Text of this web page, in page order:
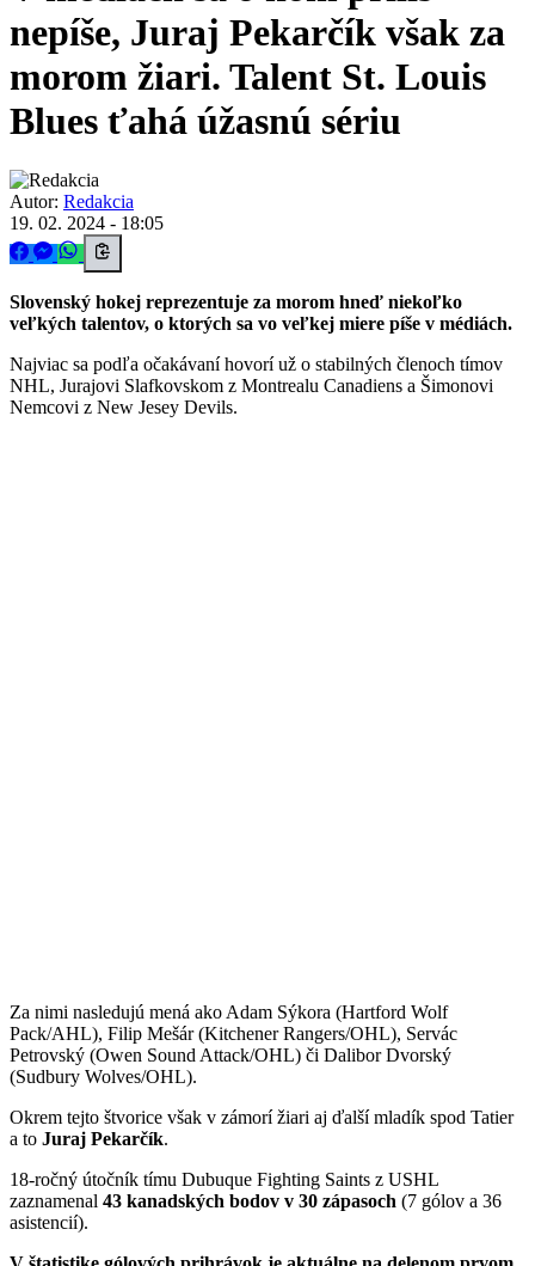
nepíše, Juraj Pekarčík však za
morom žiari. Talent St. Louis
Blues ťahá úžasnú sériu
Autor: Redakcia
19. 02. 2024 - 18:05
Slovenský hokej reprezentuje za morom hneď niekoľko
veľkých talentov, o ktorých sa vo veľkej miere píše v médiách.
Najviac sa podľa očakávaní hovorí už o stabilných členoch tímov
NHL, Jurajovi Slafkovskom z Montrealu Canadiens a Šimonovi
Nemcovi z New Jesey Devils.
Za nimi nasledujú mená ako Adam Sýkora (Hartford Wolf
Pack/AHL), Filip Mešár (Kitchener Rangers/OHL), Servác
Petrovský (Owen Sound Attack/OHL) či Dalibor Dvorský
(Sudbury Wolves/OHL).
Okrem tejto štvorice však v zámorí žiari aj ďalší mladík spod Tatier
a to Juraj Pekarčík.
18-ročný útočník tímu Dubuque Fighting Saints z USHL
zaznamenal 43 kanadských bodov v 30 zápasoch (7 gólov a 36
asistencií).